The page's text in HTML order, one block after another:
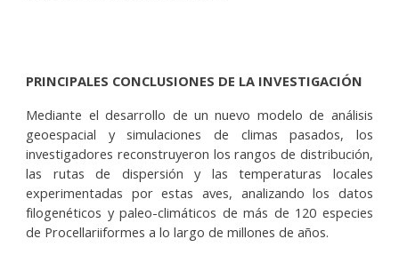
PRINCIPALES CONCLUSIONES DE LA INVESTIGACIÓN
Mediante el desarrollo de un nuevo modelo de análisis
geoespacial y simulaciones de climas pasados, los
investigadores reconstruyeron los rangos de distribución,
las rutas de dispersión y las temperaturas locales
experimentadas por estas aves, analizando los datos
filogenéticos y paleo-climáticos de más de 120 especies
de Procellariiformes a lo largo de millones de años.